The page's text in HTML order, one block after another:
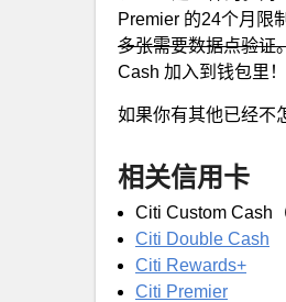
Premier 的24个月限
多张需要数据点验证
Cash 加入到钱包里！
如果你有其他已经不
相关信用卡
Citi Custom Cash
Citi Double Cash
Citi Rewards+
Citi Premier